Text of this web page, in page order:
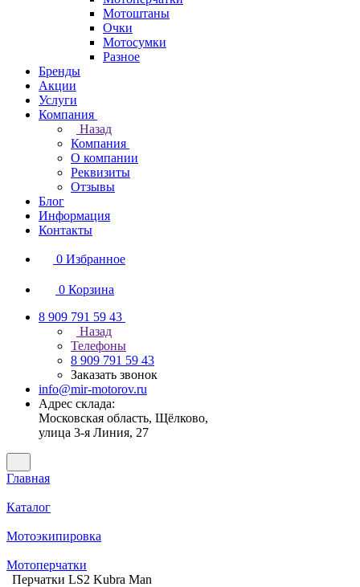
Мотоштаны
Очки
Мотосумки
Разное
Бренды
Акции
Услуги
Компания
Назад
Компания
О компании
Реквизиты
Отзывы
Блог
Информация
Контакты
0 Избранное
0 Корзина
8 909 791 59 43
Назад
Телефоны
8 909 791 59 43
Заказать звонок
info@mir-motorov.ru
Адрес склада:
Московская область, Щёлково,
улица 3-я Линия, 27
Главная
Каталог
Мотоэкипировка
Мотоперчатки
Перчатки LS2 Kubra Man